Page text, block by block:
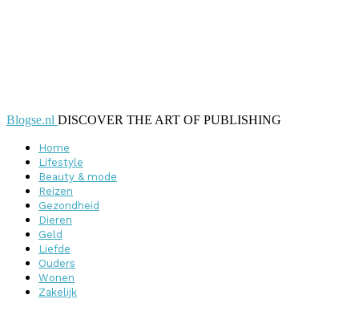
Blogse.nl DISCOVER THE ART OF PUBLISHING
Home
Lifestyle
Beauty & mode
Reizen
Gezondheid
Dieren
Geld
Liefde
Ouders
Wonen
Zakelijk